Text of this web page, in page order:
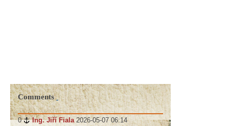
Comments
0 # Ing. Jiří Fiala 2026-05-07 06:14